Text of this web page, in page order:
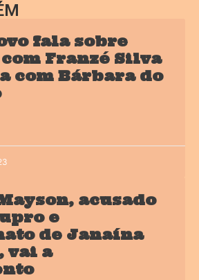
fala sobre
Franzé Silva
com Bárbara do
acusado
e
de Janaína
vai a